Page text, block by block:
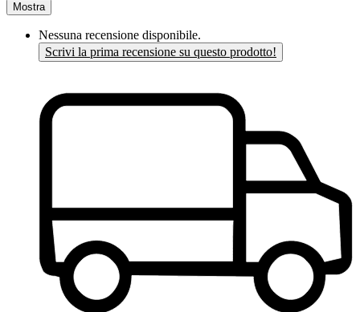
Mostra
Nessuna recensione disponibile.
Scrivi la prima recensione su questo prodotto!